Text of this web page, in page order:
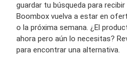
guardar tu búsqueda para
Boombox vuelva a estar en
o la próxima semana. ¿El
ahora pero aún lo necesitas?
para encontrar una alternativa.